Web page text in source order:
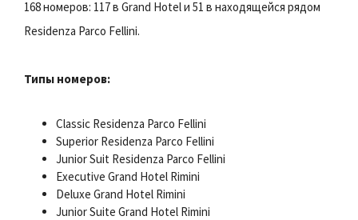
168 номеров: 117 в Grand Hotel и 51 в находящейся рядом
Residenza Parco Fellini.
Типы номеров:
Classic Residenza Parco Fellini
Superior Residenza Parco Fellini
Junior Suit Residenza Parco Fellini
Executive Grand Hotel Rimini
Deluxe Grand Hotel Rimini
Junior Suite Grand Hotel Rimini